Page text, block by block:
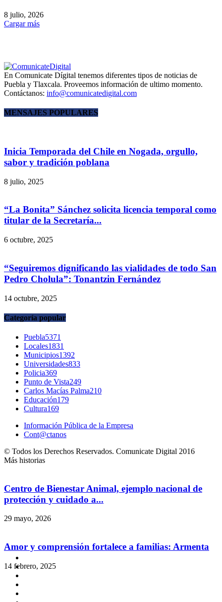
8 julio, 2026
Cargar más
En Comunicate Dígital tenemos diferentes tipos de noticias de
Puebla y Tlaxcala. Proveemos información de ultimo momento.
Contáctanos: info@comunicatedigital.com
MENSAJES POPULARES
Inicia Temporada del Chile en Nogada, orgullo,
sabor y tradición poblana
8 julio, 2025
“La Bonita” Sánchez solicita licencia temporal como
titular de la Secretaría...
6 octubre, 2025
“Seguiremos dignificando las vialidades de todo San
Pedro Cholula”: Tonantzin Fernández
14 octubre, 2025
Categoría popular
Puebla5371
Locales1831
Municipios1392
Universidades833
Policia369
Punto de Vista249
Carlos Macías Palma210
Educación179
Cultura169
Información Pública de la Empresa
Cont@ctanos
© Todos los Derechos Reservados. Comunicate Digital 2016
Más historias
Centro de Bienestar Animal, ejemplo nacional de
protección y cuidado a...
29 mayo, 2026
Amor y comprensión fortalece a familias: Armenta
14 febrero, 2025